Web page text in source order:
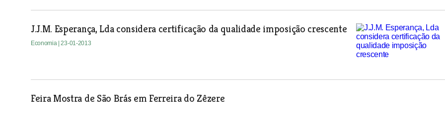
J.J.M. Esperança, Lda considera certificação da qualidade imposição crescente
Economia | 23-01-2013
Feira Mostra de São Brás em Ferreira do Zêzere